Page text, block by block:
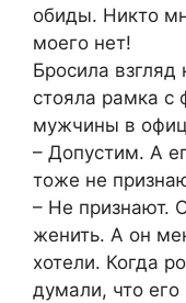
обиды. Никто
моего нет!
Бросила взгляд
стояла рамка с
мужчины в
– Допустим. А
тоже не
– Не признают.
женить. А он
хотели. Когда
думали, что